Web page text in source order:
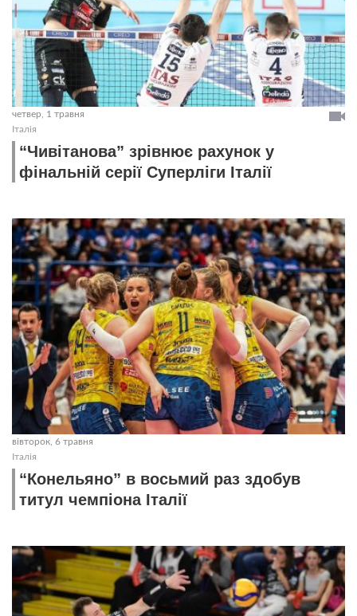
четвер, 1 травня
Італія
“Чивітанова” зрівнює рахунок у
фінальній серії Суперліги Італії
вівторок, 6 травня
Італія
“Конельяно” в восьмий раз здобув
титул чемпіона Італії